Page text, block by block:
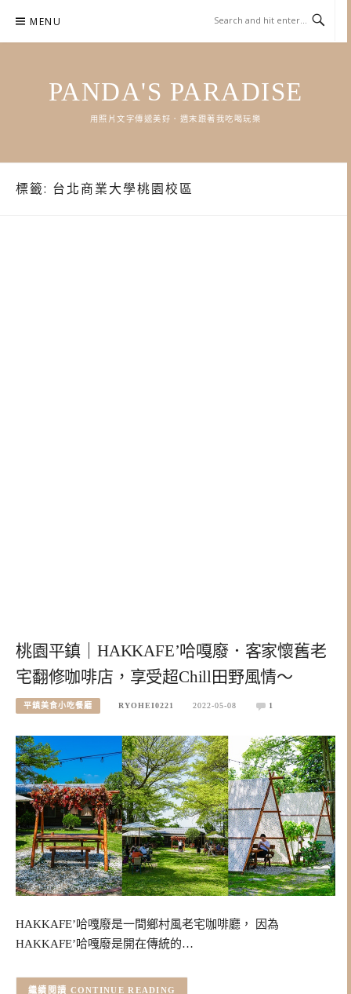
content
MENU
PANDA'S PARADISE
用照片文字傳遞美好．週末跟著我吃喝玩樂
標籤: 台北商業大學桃園校區
桃園平鎮｜HAKKAFE’哈嘎廢．客家懷舊老
宅翻修咖啡店，享受超Chill田野風情～
平鎮美食小吃餐廳 RYOHEI0221 2022-05-08 1
HAKKAFE’哈嘎廢是一間鄉村風老宅咖啡廳， 因為
HAKKAFE’哈嘎廢是開在傳統的…
CONTINUE READING